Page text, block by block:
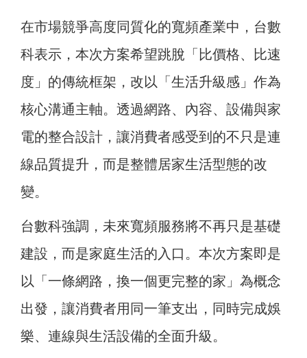
在市場競爭高度同質化的寬頻產業中，台數
科表示，本次方案希望跳脫「比價格、比速
度」的傳統框架，改以「生活升級感」作為
核心溝通主軸。透過網路、內容、設備與家
電的整合設計，讓消費者感受到的不只是連
線品質提升，而是整體居家生活型態的改
變。
台數科強調，未來寬頻服務將不再只是基礎
建設，而是家庭生活的入口。本次方案即是
以「一條網路，換一個更完整的家」為概念
出發，讓消費者用同一筆支出，同時完成娛
樂、連線與生活設備的全面升級。